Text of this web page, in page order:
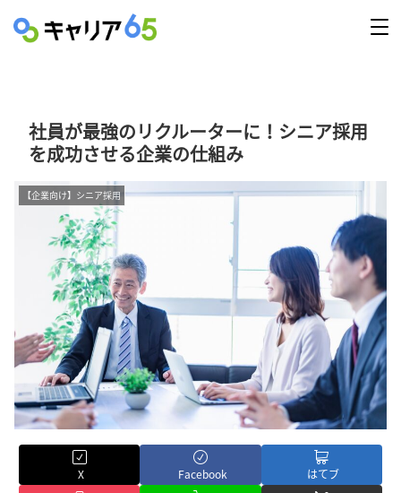
社員が最強のリクルーターに！シニア採用
を成功させる企業の仕組み
【企業向け】シニア採用
X Facebook はてブ